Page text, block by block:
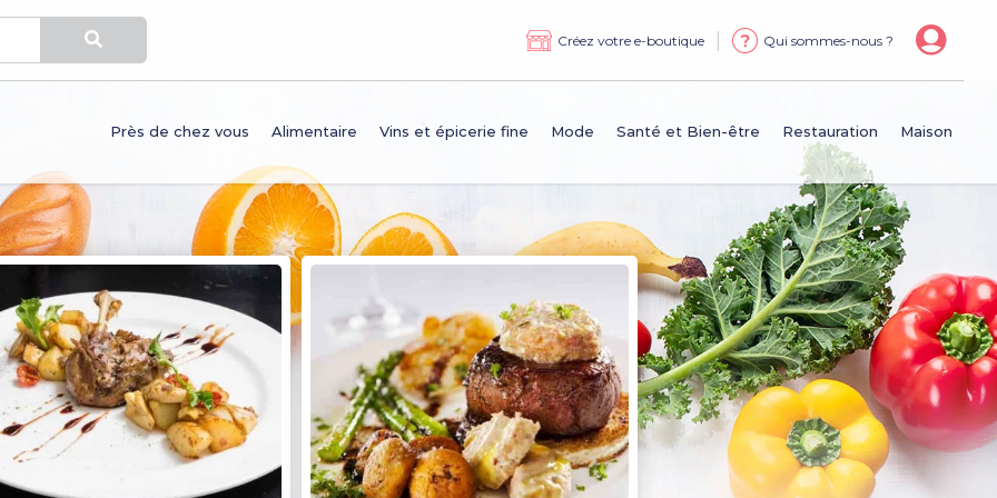
Créez votre e-boutique Qui sommes-nous ?
Près de chez vous Alimentaire Vins et épicerie fine Mode Santé et Bien-être Restauration Maison